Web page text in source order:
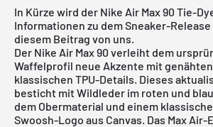
In Kürze wird der Nike Air Max 90 Tie-
Informationen zu dem Sneaker-
diesem Beitrag von uns.
Der Nike Air Max 90 verleiht dem
Waffelprofil neue Akzente mit
klassischen TPU-Details. Dieses
besticht mit Wildleder im roten und
dem Obermaterial und einem
Swoosh-Logo aus Canvas. Das Max